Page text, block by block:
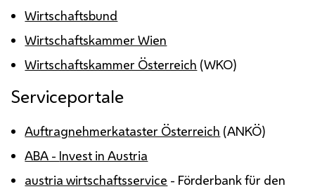
Wirtschaftsbund
Wirtschaftskammer Wien
Wirtschaftskammer Österreich (WKO)
Serviceportale
Auftragnehmerkataster Österreich (ANKÖ)
ABA - Invest in Austria
austria wirtschaftsservice - Förderbank für den